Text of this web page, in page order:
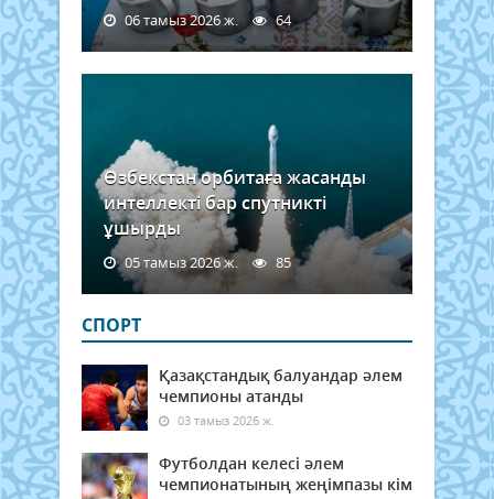
06 тамыз 2026 ж. 64
Өзбекстан орбитаға жасанды
интеллекті бар спутникті
ұшырды
05 тамыз 2026 ж. 85
СПОРТ
Қазақстандық балуандар әлем
чемпионы атанды
03 тамыз 2026 ж.
Футболдан келесі әлем
чемпионатының жеңімпазы кім